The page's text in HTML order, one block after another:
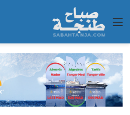
القائمة